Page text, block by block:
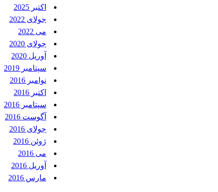
اکتبر 2025
جولای 2022
می 2022
جولای 2020
آوریل 2020
سپتامبر 2019
نوامبر 2016
اکتبر 2016
سپتامبر 2016
آگوست 2016
جولای 2016
ژوئن 2016
می 2016
آوریل 2016
مارس 2016